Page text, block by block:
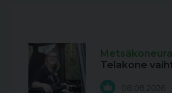
Telakone
08.08.2026